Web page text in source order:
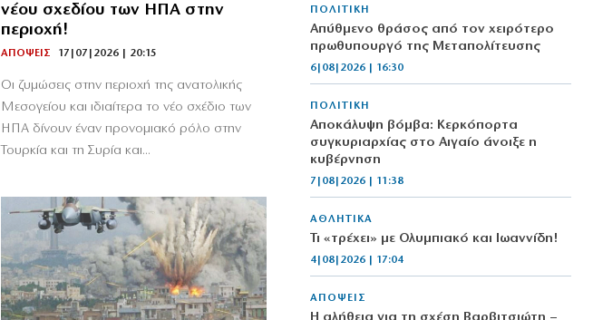
νέου σχεδίου των ΗΠΑ στην
περιοχή!
ΑΠΟΨΕΙΣ 17|07|2026 | 20:15
Οι ζυμώσεις στην περιοχή της ανατολικής
Μεσογείου και ιδιαίτερα το νέο σχέδιο των
ΗΠΑ δίνουν έναν προνομιακό ρόλο στην
Τουρκία και τη Συρία και...
ΠΟΛΙΤΙΚΗ
Απύθμενο θράσος από τον χειρότερο
πρωθυπουργό της Μεταπολίτευσης
6|08|2026 | 16:30
ΠΟΛΙΤΙΚΗ
Αποκάλυψη βόμβα: Κερκόπορτα
συγκυριαρχίας στο Αιγαίο άνοιξε η
κυβέρνηση
7|08|2026 | 11:38
ΑΘΛΗΤΙΚΑ
Τι «τρέχει» με Ολυμπιακό και Ιωαννίδη!
4|08|2026 | 17:04
ΑΠΟΨΕΙΣ